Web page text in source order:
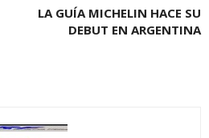
LA GUÍA MICHELIN HACE SU
DEBUT EN ARGENTINA